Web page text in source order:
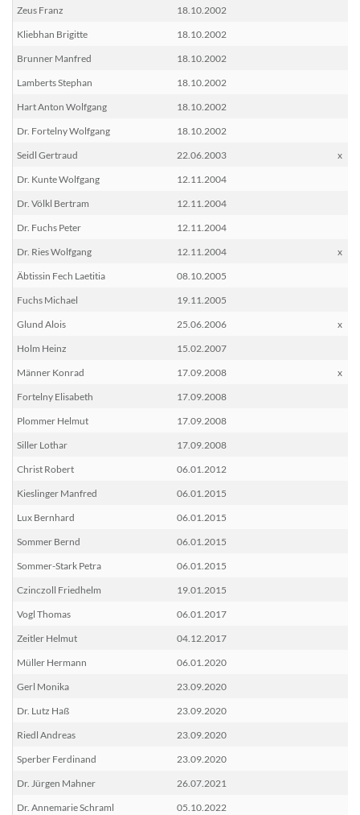
Zeus Franz
18.10.2002
Kliebhan Brigitte
18.10.2002
Brunner Manfred
18.10.2002
Lamberts Stephan
18.10.2002
Hart Anton Wolfgang
18.10.2002
Dr. Fortelny Wolfgang
18.10.2002
Seidl Gertraud
22.06.2003
x
Dr. Kunte Wolfgang
12.11.2004
Dr. Völkl Bertram
12.11.2004
Dr. Fuchs Peter
12.11.2004
Dr. Ries Wolfgang
12.11.2004
x
Äbtissin Fech Laetitia
08.10.2005
Fuchs Michael
19.11.2005
Glund Alois
25.06.2006
x
Holm Heinz
15.02.2007
Männer Konrad
17.09.2008
x
Fortelny Elisabeth
17.09.2008
Plommer Helmut
17.09.2008
Siller Lothar
17.09.2008
Christ Robert
06.01.2012
Kieslinger Manfred
06.01.2015
Lux Bernhard
06.01.2015
Sommer Bernd
06.01.2015
Sommer-Stark Petra
06.01.2015
Czinczoll Friedhelm
19.01.2015
Vogl Thomas
06.01.2017
Zeitler Helmut
04.12.2017
Müller Hermann
06.01.2020
Gerl Monika
23.09.2020
Dr. Lutz Haß
23.09.2020
Riedl Andreas
23.09.2020
Sperber Ferdinand
23.09.2020
Dr. Jürgen Mahner
26.07.2021
Dr. Annemarie Schraml
05.10.2022